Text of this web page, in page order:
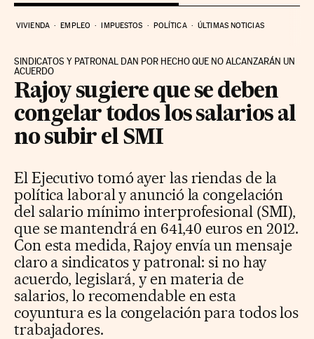
VIVIENDA EMPLEO IMPUESTOS POLÍTICA ÚLTIMAS NOTICIAS
SINDICATOS Y PATRONAL DAN POR HECHO QUE NO ALCANZARÁN UN
ACUERDO
Rajoy sugiere que se deben
congelar todos los salarios al
no subir el SMI
El Ejecutivo tomó ayer las riendas de la
política laboral y anunció la congelación
del salario mínimo interprofesional (SMI),
que se mantendrá en 641,40 euros en 2012.
Con esta medida, Rajoy envía un mensaje
claro a sindicatos y patronal: si no hay
acuerdo, legislará, y en materia de
salarios, lo recomendable en esta
coyuntura es la congelación para todos los
trabajadores.